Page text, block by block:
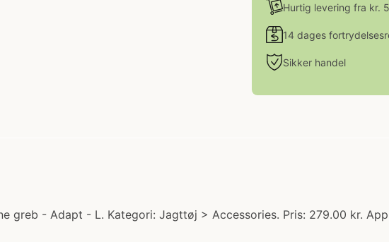
Hurtig levering fra kr.
14 dages
Sikker handel
greb - Adapt - L. Kategori: Jagttøj > Accessories. Pris: 279.00 kr.